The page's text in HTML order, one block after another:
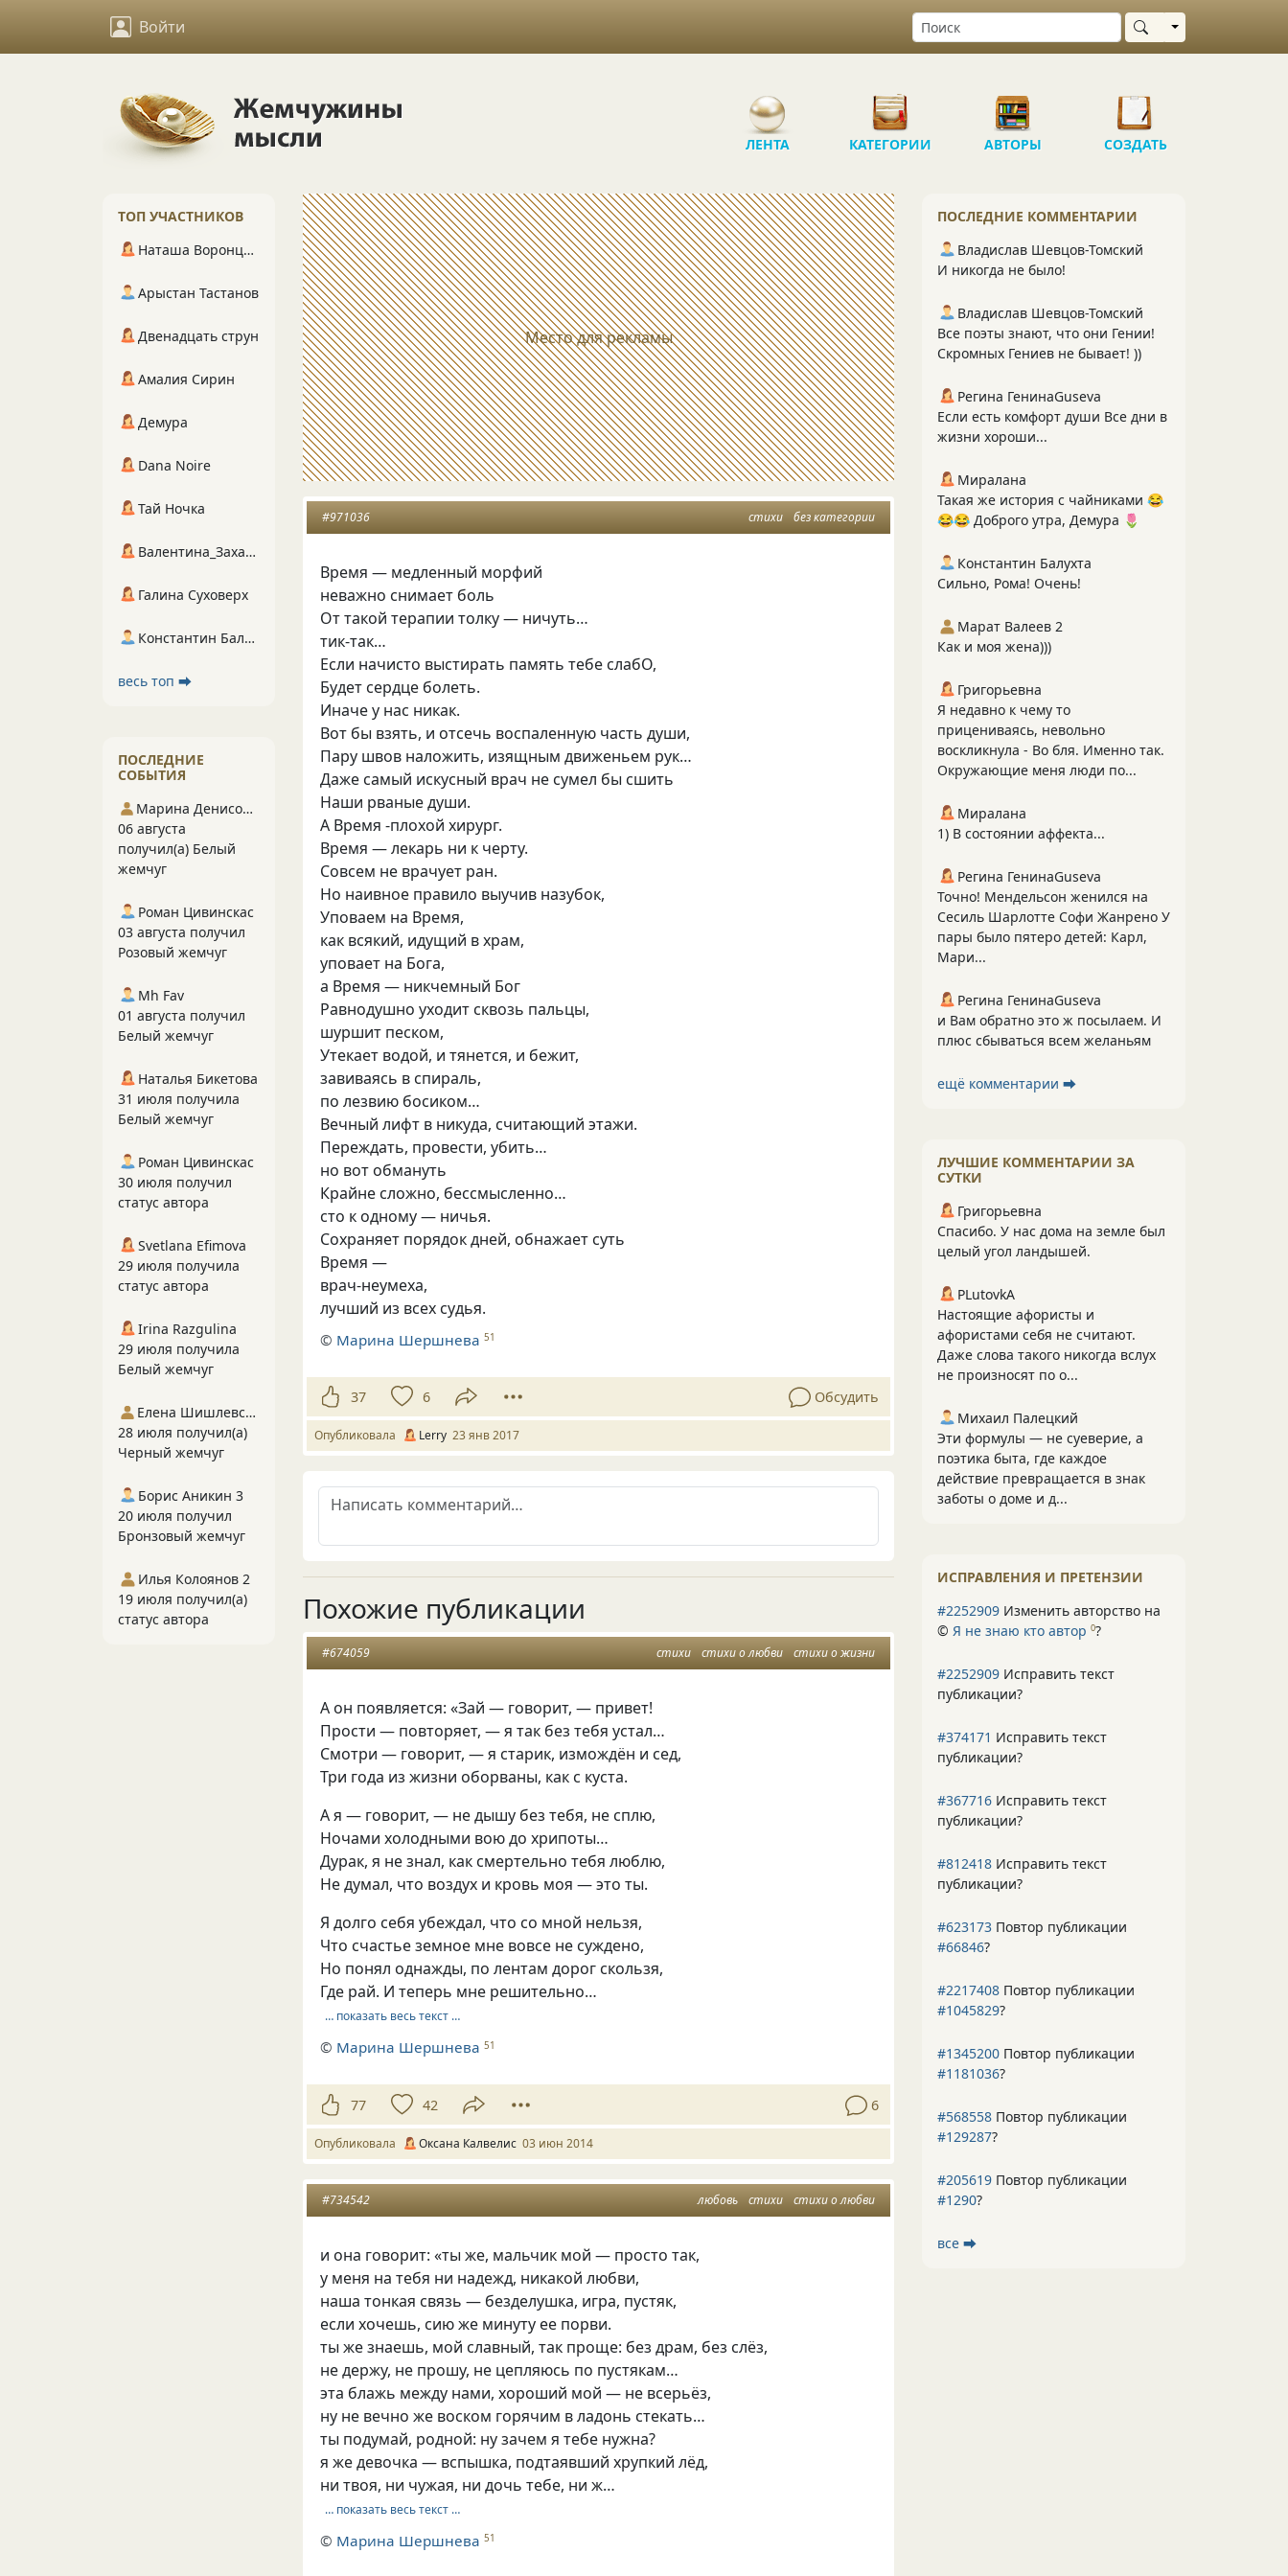
Войти Выбрать область
ЛЕНТА КАТЕГОРИИ АВТОРЫ СОЗДАТЬ
Место для рекламы
стихи без категории
#971036
Время — медленный морфий
неважно снимает боль
От такой терапии толку — ничуть…
тик-так…
Если начисто выстирать память тебе слабО,
Будет сердце болеть.
Иначе у нас никак.
Вот бы взять, и отсечь воспаленную часть души,
Пару швов наложить, изящным движеньем рук…
Даже самый искусный врач не сумел бы сшить
Наши рваные души.
А Время -плохой хирург.
Время — лекарь ни к черту.
Совсем не врачует ран.
Но наивное правило выучив назубок,
Уповаем на Время,
как всякий, идущий в храм,
уповает на Бога,
а Время — никчемный Бог
Равнодушно уходит сквозь пальцы,
шуршит песком,
Утекает водой, и тянется, и бежит,
завиваясь в спираль,
по лезвию босиком…
Вечный лифт в никуда, считающий этажи.
Переждать, провести, убить…
но вот обмануть
Крайне сложно, бессмысленно…
сто к одному — ничья.
Сохраняет порядок дней, обнажает суть
Время —
врач-неумеха,
лучший из всех судья.
© Марина Шершнева 51
37 6 Обсудить
Опубликовала Lerry 23 янв 2017
Похожие публикации
стихи стихи о любви стихи о жизни
#674059
А он появляется: «Зай — говорит, — привет!
Прости — повторяет, — я так без тебя устал…
Смотри — говорит, — я старик, измождён и сед,
Три года из жизни оборваны, как с куста.
А я — говорит, — не дышу без тебя, не сплю,
Ночами холодными вою до хрипоты…
Дурак, я не знал, как смертельно тебя люблю,
Не думал, что воздух и кровь моя — это ты.
Я долго себя убеждал, что со мной нельзя,
Что счастье земное мне вовсе не суждено,
Но понял однажды, по лентам дорог скользя,
Где рай. И теперь мне решительно…
… показать весь текст …
© Марина Шершнева 51
77 42 6
Опубликовала Оксана Калвелис 03 июн 2014
любовь стихи стихи о любви
#734542
и она говорит: «ты же, мальчик мой — просто так,
у меня на тебя ни надежд, никакой любви,
наша тонкая связь — безделушка, игра, пустяк,
если хочешь, сию же минуту ее порви.
ты же знаешь, мой славный, так проще: без драм, без слёз,
не держу, не прошу, не цепляюсь по пустякам…
эта блажь между нами, хороший мой — не всерьёз,
ну не вечно же воском горячим в ладонь стекать…
ты подумай, родной: ну зачем я тебе нужна?
я же девочка — вспышка, подтаявший хрупкий лёд,
ни твоя, ни чужая, ни дочь тебе, ни ж…
… показать весь текст …
© Марина Шершнева 51
ПОСЛЕДНИЕ КОММЕНТАРИИ
Владислав Шевцов-Томский
И никогда не было!
Владислав Шевцов-Томский
Все поэты знают, что они Гении!
Скромных Гениев не бывает! ))
Регина ГенинаGuseva
Если есть комфорт души Все дни в
жизни хороши...
Миралана
Такая же история с чайниками 😂
😂😂 Доброго утра, Демура 🌷
Константин Балухта
Сильно, Рома! Очень!
Марат Валеев 2
Как и моя жена)))
Григорьевна
Я недавно к чему то
прицениваясь, невольно
воскликнула - Во бля. Именно так.
Окружающие меня люди по...
Миралана
1) В состоянии аффекта...
Регина ГенинаGuseva
Точно! Мендельсон женился на
Сесиль Шарлотте Софи Жанрено У
пары было пятеро детей: Карл,
Мари...
Регина ГенинаGuseva
и Вам обратно это ж посылаем. И
плюс сбываться всем желаньям
ещё комментарии ⮕
ЛУЧШИЕ КОММЕНТАРИИ ЗА
СУТКИ
Григорьевна
Спасибо. У нас дома на земле был
целый угол ландышей.
PLutоvkА
Настоящие афористы и
афористами себя не считают.
Даже слова такого никогда вслух
не произносят по о...
Михаил Палецкий
Эти формулы — не суеверие, а
поэтика быта, где каждое
действие превращается в знак
заботы о доме и д...
ИСПРАВЛЕНИЯ И ПРЕТЕНЗИИ
#2252909 Изменить авторство на
© Я не знаю кто автор 0?
#2252909 Исправить текст
публикации?
#374171 Исправить текст
публикации?
#367716 Исправить текст
публикации?
#812418 Исправить текст
публикации?
#623173 Повтор публикации
#66846?
#2217408 Повтор публикации
#1045829?
#1345200 Повтор публикации
#1181036?
#568558 Повтор публикации
#129287?
#205619 Повтор публикации
#1290?
все ⮕
ТОП УЧАСТНИКОВ
Наташа Воронцова
Арыстан Тастанов
Двенадцать струн
Амалия Сирин
Демура
Dana Noire
Тай Ночка
Валентина_Захарова
Галина Суховерх
Константин Балухта
весь топ ⮕
ПОСЛЕДНИЕ
СОБЫТИЯ
Марина Денисова 5
06 августа
получил(а) Белый
жемчуг
Роман Цивинскас
03 августа получил
Розовый жемчуг
Mh Fav
01 августа получил
Белый жемчуг
Наталья Бикетова
31 июля получила
Белый жемчуг
Роман Цивинскас
30 июля получил
статус автора
Svetlana Efimova
29 июля получила
статус автора
Irina Razgulina
29 июля получила
Белый жемчуг
Елена Шишлевская
28 июля получил(а)
Черный жемчуг
Борис Аникин 3
20 июля получил
Бронзовый жемчуг
Илья Колоянов 2
19 июля получил(а)
статус автора